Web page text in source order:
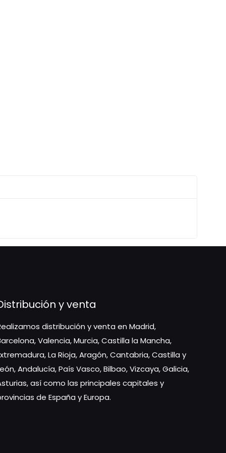
y venta
distribución y venta en Madrid,
Valencia, Murcia, Castilla la Mancha,
La Rioja, Aragón, Cantabria, Castilla y
Andalucía, País Vasco, Bilbao, Vizcaya, Galicia,
así como las principales capitales y
de España y Europa.